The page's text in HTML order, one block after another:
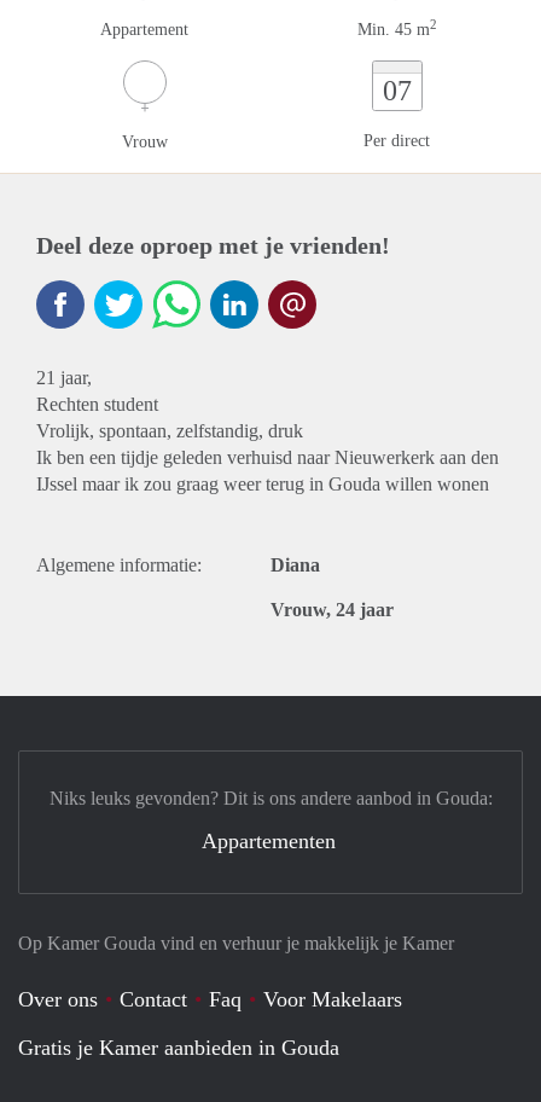
Appartement Min. 45 m2
Vrouw
07
Per direct
Deel deze oproep met je vrienden!
21 jaar,
Rechten student
Vrolijk, spontaan, zelfstandig, druk
Ik ben een tijdje geleden verhuisd naar Nieuwerkerk aan den
IJssel maar ik zou graag weer terug in Gouda willen wonen
Algemene informatie: Diana
Vrouw, 24 jaar
Op Kamer Gouda vind en verhuur je makkelijk je Kamer
Over ons Contact Faq
Voor Makelaars
Gratis je Kamer aanbieden in Gouda
Niks leuks gevonden? Dit is ons andere aanbod in Gouda:
Appartementen